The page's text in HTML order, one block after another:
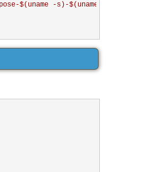
$(uname -s)-$(uname -m)